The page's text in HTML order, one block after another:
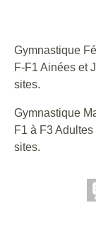
Gymnastique
F-F1 Ainées et
sites.
Gymnastique
F1 à F3
sites.